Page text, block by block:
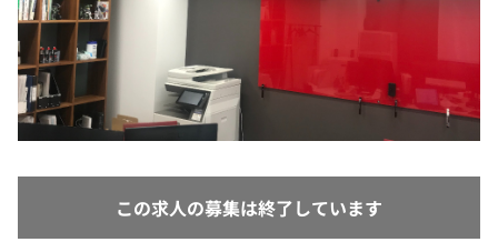
個人向けプラン
法人向けプラン
学校向けプラン
この求人の募集は終了しています